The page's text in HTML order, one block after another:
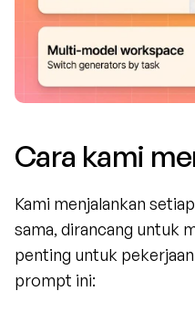
Cara kami
Kami menjalankan
sama, dirancang untuk
penting untuk
prompt ini: